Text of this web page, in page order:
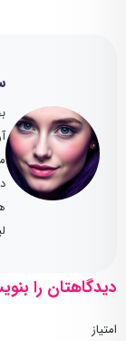
دیدگاهتان را
امتیاز